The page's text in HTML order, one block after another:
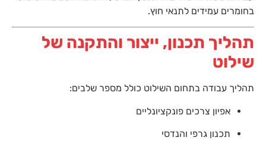
בחומרים עמידים לתנאי חוץ.
תהליך תכנון, ייצור והתקנה של
שילוט
תהליך עבודה בתחום השילוט כולל מספר שלבים:
אפיון צרכים פונקציונליים
תכנון גרפי והנדסי